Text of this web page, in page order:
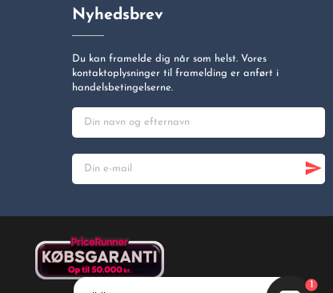
Nyhedsbrev
Du kan framelde dig når som helst. Vores
kontaktoplysninger til framelding er anført i
handelsbetingelserne.
1